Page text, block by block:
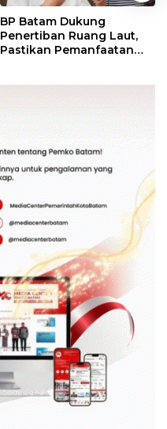
BP Batam Dukung
Penertiban Ruang Laut,
Pastikan Pemanfaatan